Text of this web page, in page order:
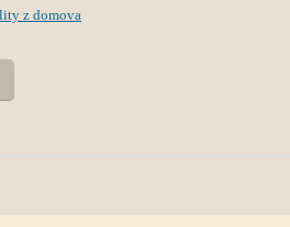
z domova